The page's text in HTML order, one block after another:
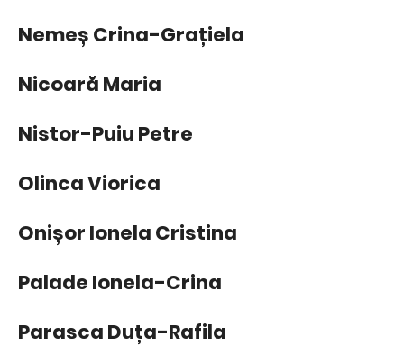
Nemeș Crina-Grațiela
Nicoară Maria
Nistor-Puiu Petre
Olinca Viorica
Onișor Ionela Cristina
Palade Ionela-Crina
Parasca Duța-Rafila